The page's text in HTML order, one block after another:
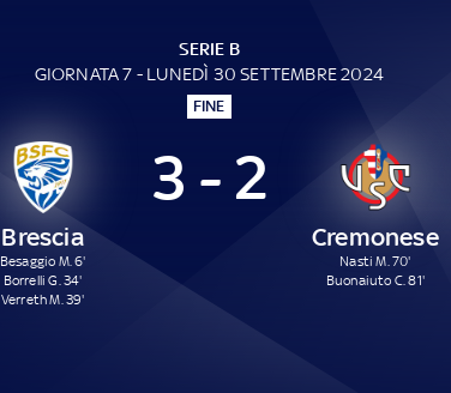
SERIE B
GIORNATA 7 - LUNEDÌ 30 SETTEMBRE 2024
FINE
Brescia
Besaggio M. 6'
Borrelli G. 34'
Verreth M. 39'
3 - 2
Cremonese
Nasti M. 70'
Buonaiuto C. 81'